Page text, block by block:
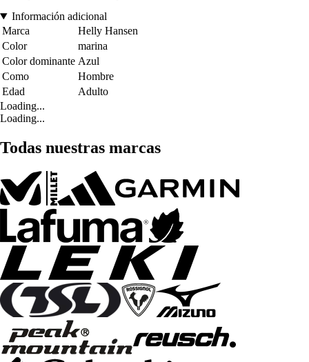
Información adicional
Marca
Helly Hansen
Color
marina
Color dominante Azul
Como
Hombre
Edad
Adulto
Loading...
Loading...
Todas nuestras marcas